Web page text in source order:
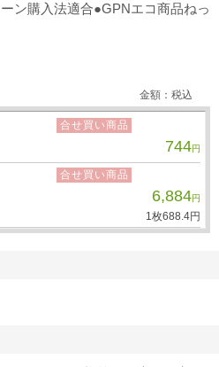
ン購入法適合●GPNエコ商品ねっ
金額：税込
合せ買い商品
744円
合せ買い商品
6,884円
1枚688.4円